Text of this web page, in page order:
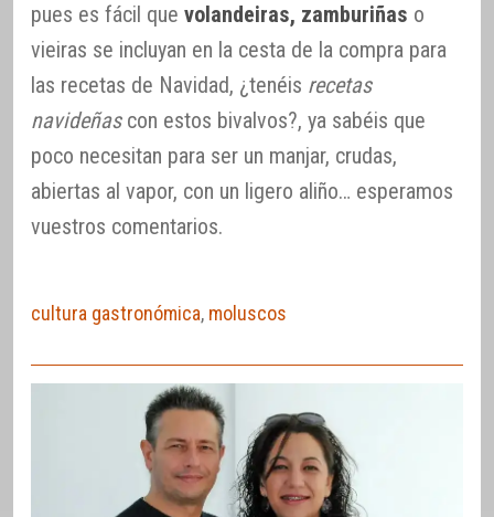
pues es fácil que volandeiras, zamburiñas o
vieiras se incluyan en la cesta de la compra para
las recetas de Navidad, ¿tenéis recetas
navideñascon estos bivalvos?, ya sabéis que
poco necesitan para ser un manjar, crudas,
abiertas al vapor, con un ligero aliño… esperamos
vuestros comentarios.
cultura gastronómica, moluscos